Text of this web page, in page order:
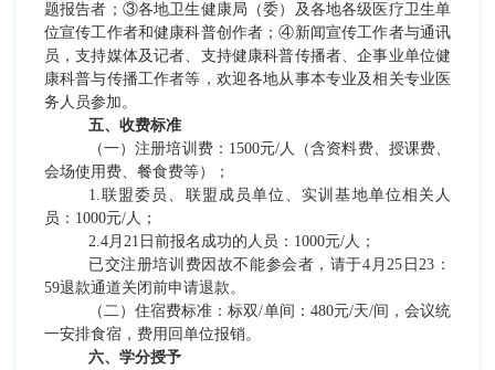
题报告者；③各地卫生健康局（委）及各地各级医疗卫生单
位宣传工作者和健康科普创作者 ；④新闻宣传工作者与通讯
员，支持媒体及记者、支持健康科普传播者、企事业单位健
康科普与传播工作者等，欢迎各地从事本专业及相关专业医
务人员参加。
五、收费标准
（一）注册培训费： 1500元/人（含资料费、授课费、
会场使用费、餐食费等）；
1.联盟委员、联盟成员单位、实训基地单位相关人
员：1000元/人；
2.4月21日前报名成功的人员：1000元/人；
已交注册培训费因故不能参会者，请于4月25日23：
59退款通道关闭前申请退款。
（二）住宿费标准：标双/单间：480元/天/间，会议统
一安排食宿，费用回单位报销。
六、学分授予